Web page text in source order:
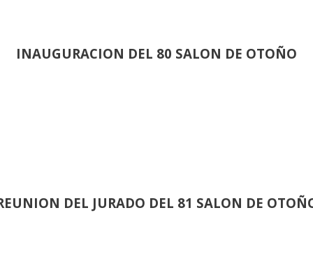
INAUGURACION DEL 80 SALON DE OTOÑO
DEL JURADO DEL 81 SALON DE